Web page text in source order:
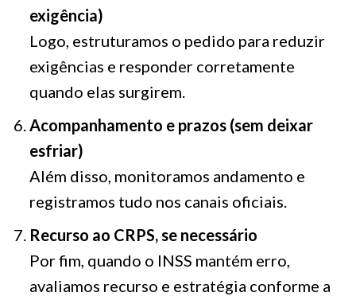
exigência)
Logo, estruturamos o pedido para reduzir
exigências e responder corretamente
quando elas surgirem.
Acompanhamento e prazos (sem deixar
esfriar)
Além disso, monitoramos andamento e
registramos tudo nos canais oficiais.
Recurso ao CRPS, se necessário
Por fim, quando o INSS mantém erro,
avaliamos recurso e estratégia conforme a